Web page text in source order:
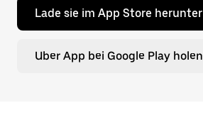
Lade sie im App Store herunter
Uber App bei Google Play holen